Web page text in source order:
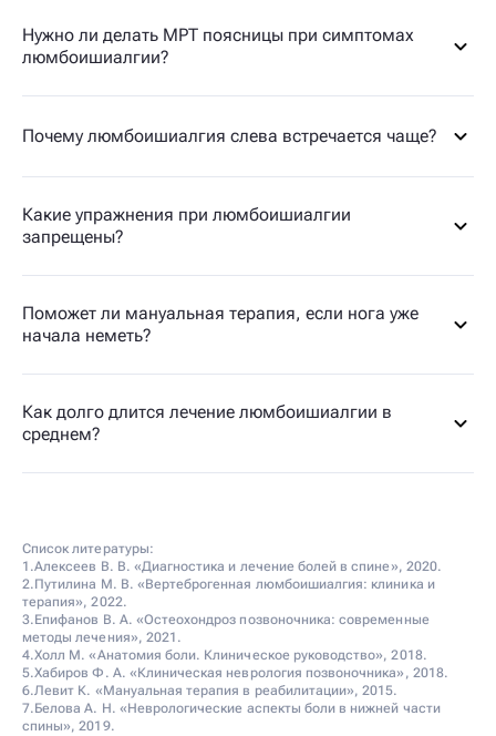
Нужно ли делать МРТ поясницы при симптомах
люмбоишиалгии?
Почему люмбоишиалгия слева встречается чаще?
Какие упражнения при люмбоишиалгии
запрещены?
Поможет ли мануальная терапия, если нога уже
начала неметь?
Как долго длится лечение люмбоишиалгии в
среднем?
Список литературы:
1.Алексеев В. В. «Диагностика и лечение болей в спине», 2020.
2.Путилина М. В. «Вертеброгенная люмбоишиалгия: клиника и
терапия», 2022.
3.Епифанов В. А. «Остеохондроз позвоночника: современные
методы лечения», 2021.
4.Холл М. «Анатомия боли. Клиническое руководство», 2018.
5.Хабиров Ф. А. «Клиническая неврология позвоночника», 2018.
6.Левит К. «Мануальная терапия в реабилитации», 2015.
7.Белова А. Н. «Неврологические аспекты боли в нижней части
спины», 2019.